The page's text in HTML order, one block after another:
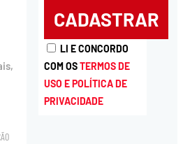
LI E CONCORDO
COM OSTERMOS DE
USO E POLÍTICA DE
PRIVACIDADE